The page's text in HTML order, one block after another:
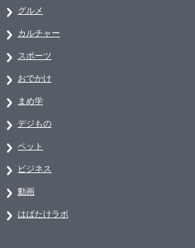
グルメ
カルチャー
スポーツ
おでかけ
まめ学
デジもの
ペット
ビジネス
動画
はばたけラボ